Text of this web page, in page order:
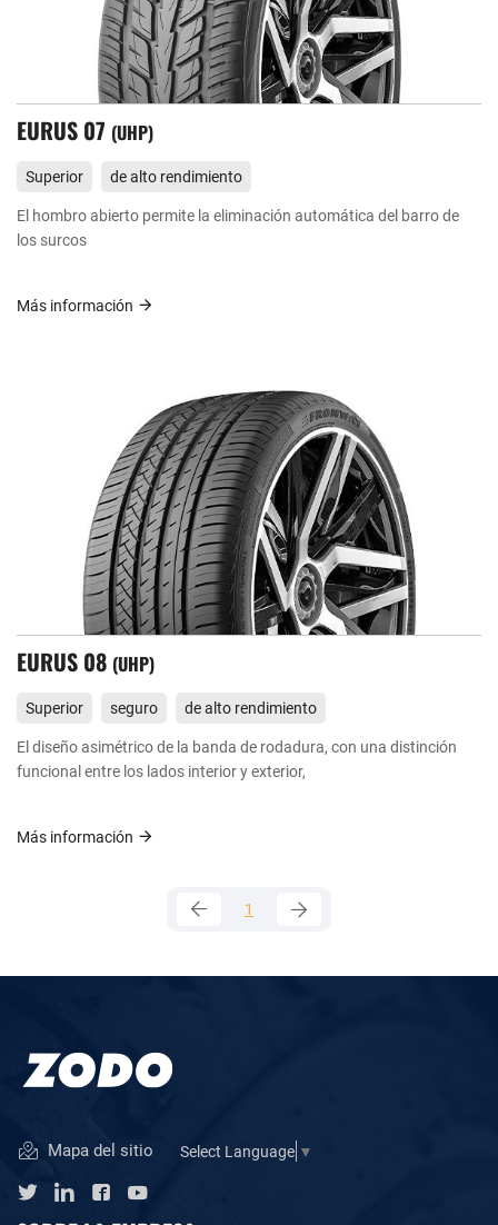
EURUS 07 UHP
Superior
de alto rendimiento
El hombro abierto permite la eliminación automática del barro de
los surcos
Más información
EURUS 08 UHP
Superior seguro
de alto rendimiento
El diseño asimétrico de la banda de rodadura, con una distinción
funcional entre los lados interior y exterior,
Más información
1
Mapa del sitio Select Language ▼